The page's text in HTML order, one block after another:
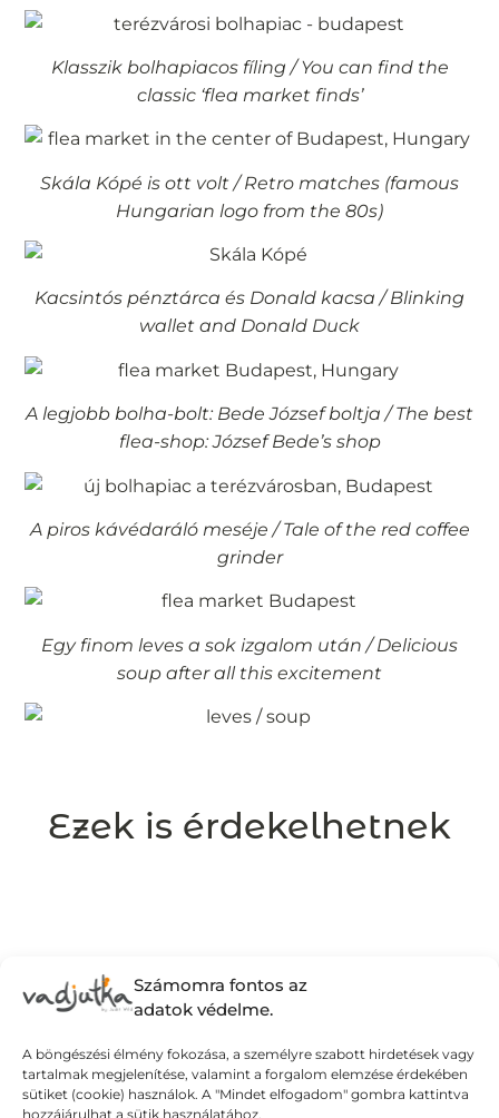
Számomra fontos az
adatok védelme.
A böngészési élmény fokozása, a személyre szabott hirdetések vagy
tartalmak megjelenítése, valamint a forgalom elemzése érdekében
sütiket (cookie) használok. A "Mindet elfogadom" gombra kattintva
hozzájárulhat a sütik használatához.
Klasszik bolhapiacos fíling / You can find the
classic ‘flea market finds’
Skála Kópé is ott volt / Retro matches (famous
Hungarian logo from the 80s)
Kacsintós pénztárca és Donald kacsa / Blinking
wallet and Donald Duck
A legjobb bolha-bolt: Bede József boltja / The best
flea-shop: József Bede’s shop
A piros kávédaráló meséje / Tale of the red coffee
grinder
Egy finom leves a sok izgalom után / Delicious
soup after all this excitement
Ezek is érdekelhetnek